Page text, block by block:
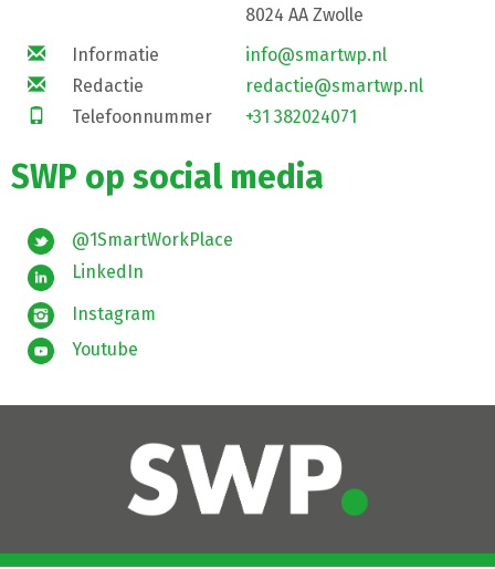
8024 AA Zwolle
Informatie
info@smartwp.nl
Redactie
redactie@smartwp.nl
Telefoonnummer
+31 382024071
SWP op social media
@1SmartWorkPlace
LinkedIn
Instagram
Youtube